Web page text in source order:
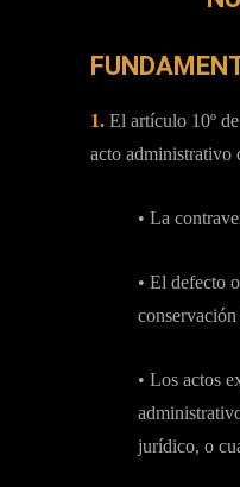
1. El artículo 10º
acto administrativo
• La
• El defecto
• Los actos
jurídico, o